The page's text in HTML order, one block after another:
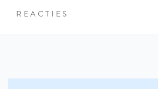
REACTIES